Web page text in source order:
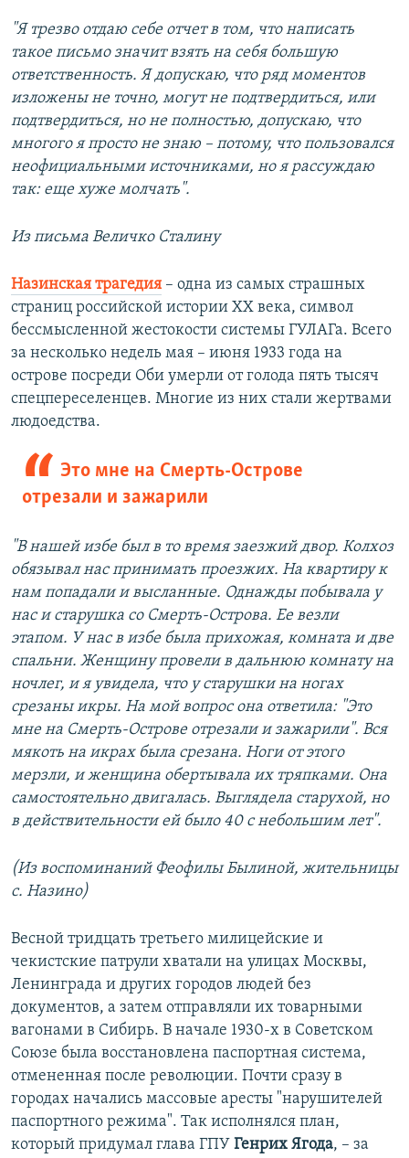
"Я трезво отдаю себе отчет в том, что написать
такое письмо значит взять на себя большую
ответственность. Я допускаю, что ряд моментов
изложены не точно, могут не подтвердиться, или
подтвердиться, но не полностью, допускаю, что
многого я просто не знаю – потому, что пользовался
неофициальными источниками, но я рассуждаю
так: еще хуже молчать".
Из письма Величко Сталину
Назинская трагедия – одна из самых страшных
страниц российской истории ХХ века, символ
бессмысленной жестокости системы ГУЛАГа. Всего
за несколько недель мая – июня 1933 года на
острове посреди Оби умерли от голода пять тысяч
спецпереселенцев. Многие из них стали жертвами
людоедства.
Это мне на Смерть-Острове
отрезали и зажарили
"В нашей избе был в то время заезжий двор. Колхоз
обязывал нас принимать проезжих. На квартиру к
нам попадали и высланные. Однажды побывала у
нас и старушка со Смерть-Острова. Ее везли
этапом. У нас в избе была прихожая, комната и две
спальни. Женщину провели в дальнюю комнату на
ночлег, и я увидела, что у старушки на ногах
срезаны икры. На мой вопрос она ответила: "Это
мне на Смерть-Острове отрезали и зажарили". Вся
мякоть на икрах была срезана. Ноги от этого
мерзли, и женщина обертывала их тряпками. Она
самостоятельно двигалась. Выглядела старухой, но
в действительности ей было 40 с небольшим лет".
(Из воспоминаний Феофилы Былиной, жительницы
с. Назино)
Весной тридцать третьего милицейские и
чекистские патрули хватали на улицах Москвы,
Ленинграда и других городов людей без
документов, а затем отправляли их товарными
вагонами в Сибирь. В начале 1930-х в Советском
Союзе была восстановлена паспортная система,
отмененная после революции. Почти сразу в
городах начались массовые аресты "нарушителей
паспортного режима". Так исполнялся план,
который придумал глава ГПУ Генрих Ягода, – за